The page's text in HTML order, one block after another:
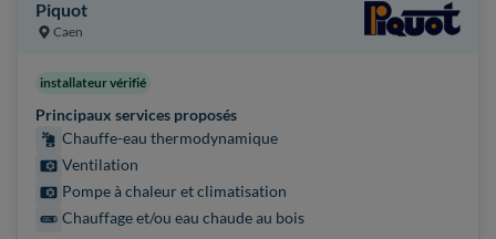
Piquot
Caen
installateur vérifié
Principaux services proposés
Chauffe-eau thermodynamique
Ventilation
Pompe à chaleur et climatisation
Chauffage et/ou eau chaude au bois